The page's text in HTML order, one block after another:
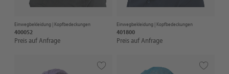
Einwegbekleidung | Kopfbedeckungen
400052
Preis auf Anfrage
Einwegbekleidung | Kopfbedeckungen
401800
Preis auf Anfrage